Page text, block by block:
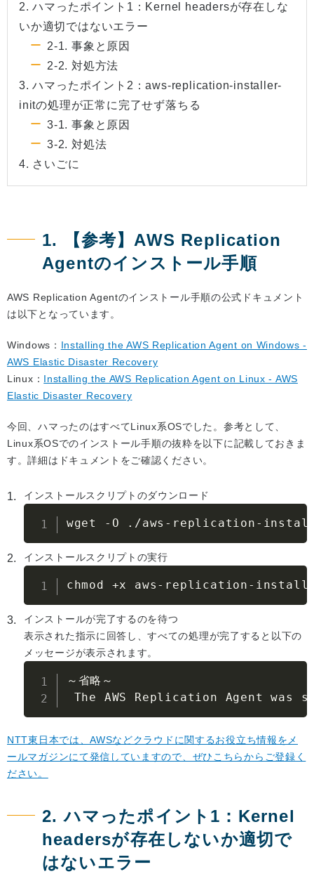
2. ハマったポイント1：Kernel headersが存在しな
いか適切ではないエラー
2-1. 事象と原因
2-2. 対処方法
3. ハマったポイント2：aws-replication-installer-
initの処理が正常に完了せず落ちる
3-1. 事象と原因
3-2. 対処法
4. さいごに
1. 【参考】AWS Replication
Agentのインストール手順
AWS Replication Agentのインストール手順の公式ドキュメント
は以下となっています。
Windows： Installing the AWS Replication Agent on Windows -
AWS Elastic Disaster Recovery
Linux： Installing the AWS Replication Agent on Linux - AWS
Elastic Disaster Recovery
今回、ハマったのはすべてLinux系OSでした。参考として、
Linux系OSでのインストール手順の抜粋を以下に記載しておきま
す。詳細はドキュメントをご確認ください。
インストールスクリプトのダウンロード
wget - O . /aws - replication -
インストールスクリプトの実行
chmod +x aws - replication -
インストールが完了するのを待つ
表示された指示に回答し、すべての処理が完了すると以下の
メッセージが表示されます。
～省略～
The AWS Replication Agent
NTT東日本では、AWSなどクラウドに関するお役立ち情報をメ
ールマガジンにて発信していますので、ぜひこちらからご登録く
ださい。
2. ハマったポイント1：Kernel
headersが存在しないか適切で
はないエラー